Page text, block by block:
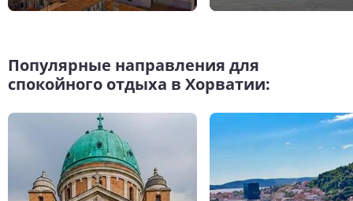
Популярные направления для
спокойного отдыха в Хорватии: